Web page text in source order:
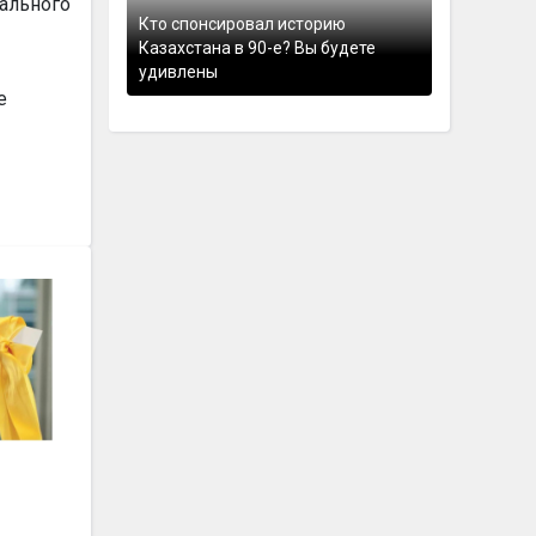
Кто спонсировал историю
Казахстана в 90-е? Вы будете
удивлены